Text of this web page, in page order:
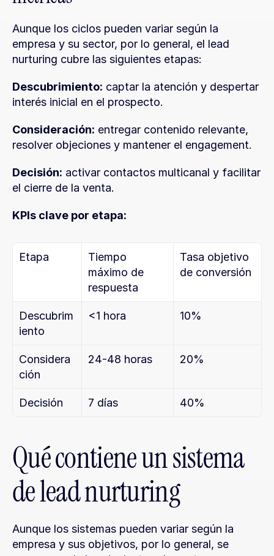
Aunque los ciclos pueden variar según la
empresa y su sector, por lo general, el lead
nurturing cubre las siguientes etapas:
Descubrimiento: captar la atención y despertar
interés inicial en el prospecto.
Consideración: entregar contenido relevante,
resolver objeciones y mantener el engagement.
Decisión: activar contactos multicanal y facilitar
el cierre de la venta.
KPIs clave por etapa:
Etapa
Tiempo
máximo de
respuesta
Tasa objetivo
de conversión
Descubrim
iento
<1 hora 10%
Considera
ción
24-48 horas 20%
Decisión 7 días 40%
Qué contiene un sistema
de lead nurturing
Aunque los sistemas pueden variar según la
empresa y sus objetivos, por lo general, se